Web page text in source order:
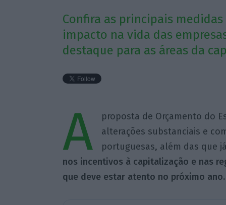
Confira as principais
impacto na vida das
destaque para as áreas da
A
proposta de Orçamento do
alterações substanciais e
portuguesas, além das que
nos incentivos à capitalização e nas
que deve estar atento no próximo ano.